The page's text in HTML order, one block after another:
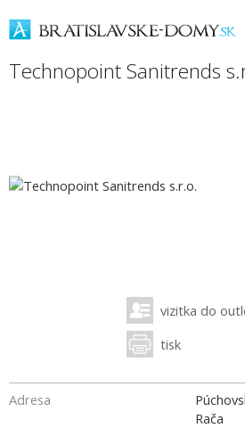
Technopoint Sanitrends
vizitka do
tisk
Adresa
Rača